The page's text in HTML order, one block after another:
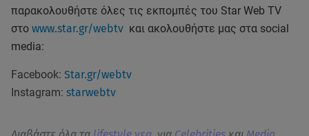
παρακολουθήστε όλες τις εκπομπές του Star Web TV
στο www.star.gr/webtv και ακολουθήστε μας στα social
media:
Facebook: Star.gr/webtv
Instagram: starwebtv